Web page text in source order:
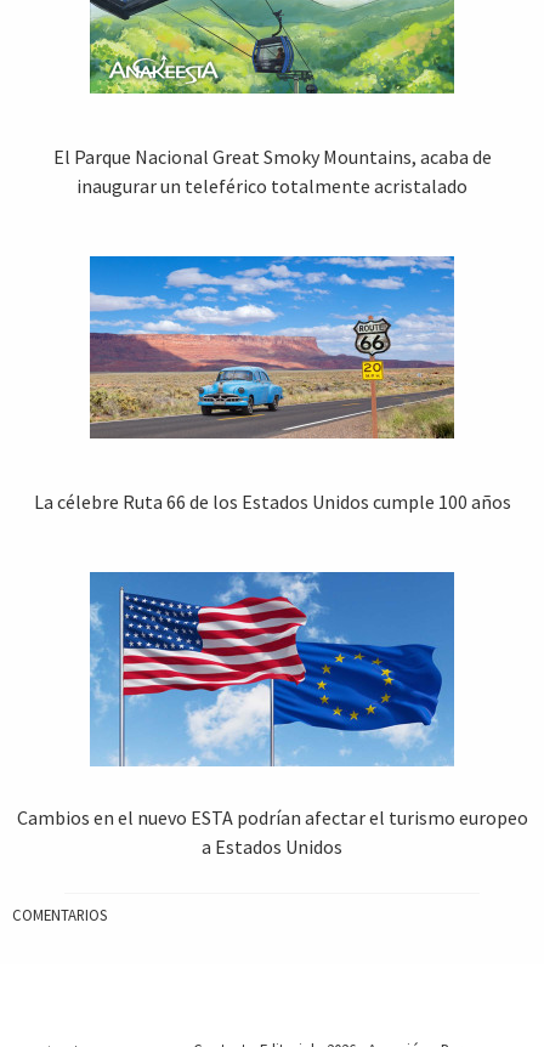
El Parque Nacional Great Smoky Mountains, acaba de
inaugurar un teleférico totalmente acristalado
La célebre Ruta 66 de los Estados Unidos cumple 100 años
Cambios en el nuevo ESTA podrían afectar el turismo europeo
a Estados Unidos
COMENTARIOS